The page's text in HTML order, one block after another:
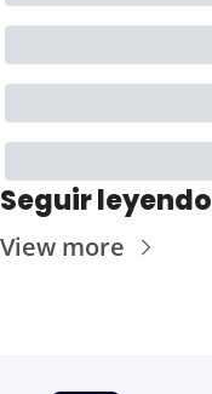
Seguir leyendo
View more